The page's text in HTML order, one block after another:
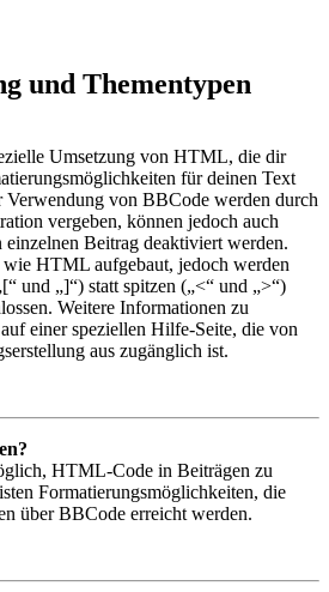
und Thementypen
Umsetzung von HTML, die dir
für deinen Text
Verwendung von BBCode werden durch
vergeben, können jedoch auch
Beitrag deaktiviert werden.
HTML aufgebaut, jedoch werden
und „]“) statt spitzen („<“ und „>“)
Weitere Informationen zu
einer speziellen Hilfe-Seite, die von
aus zugänglich ist.
HTML-Code in Beiträgen zu
Formatierungsmöglichkeiten, die
über BBCode erreicht werden.